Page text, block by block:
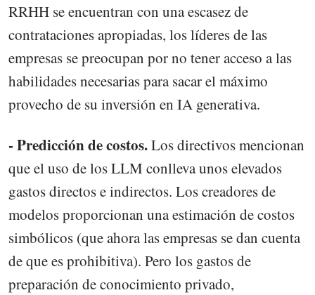
RRHH se encuentran con una escasez de
contrataciones apropiadas, los líderes de las
empresas se preocupan por no tener acceso a las
habilidades necesarias para sacar el máximo
provecho de su inversión en IA generativa.
- Predicción de costos.Los directivos mencionan
que el uso de los LLM conlleva unos elevados
gastos directos e indirectos. Los creadores de
modelos proporcionan una estimación de costos
simbólicos (que ahora las empresas se dan cuenta
de que es prohibitiva). Pero los gastos de
preparación de conocimiento privado,